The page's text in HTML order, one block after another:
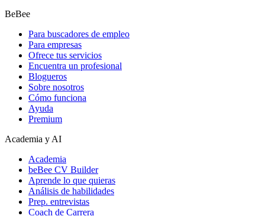
BeBee
Para buscadores de empleo
Para empresas
Ofrece tus servicios
Encuentra un profesional
Blogueros
Sobre nosotros
Cómo funciona
Ayuda
Premium
Academia y AI
Academia
beBee CV Builder
Aprende lo que quieras
Análisis de habilidades
Prep. entrevistas
Coach de Carrera